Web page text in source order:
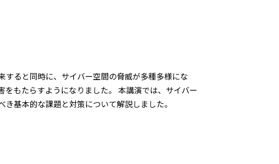
ると同時に、サイバー空間の脅威が多種多様にな
もたらすようになりました。 本講演では、サイバー
基本的な課題と対策について解説しました。